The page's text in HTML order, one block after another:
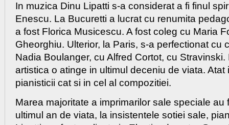
In muzica Dinu Lipatti s-a considerat a fi finul
Enescu. La Bucuretti a lucrat cu renumita
a fost Florica Musicescu. A fost coleg cu Maria
Gheorghiu. Ulterior, la Paris, s-a perfectionat cu
Nadia Boulanger, cu Alfred Cortot, cu Stravinski.
artistica o atinge in ultimul deceniu de viata. Atat
pianisticii cat si in cel al compozitiei.
Marea majoritate a imprimarilor sale speciale au
ultimul an de viata, la insistentele sotiei sale,